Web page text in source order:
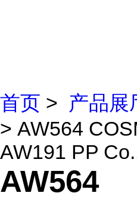
首页 > 产品展
> AW564
AW191 PP
AW564